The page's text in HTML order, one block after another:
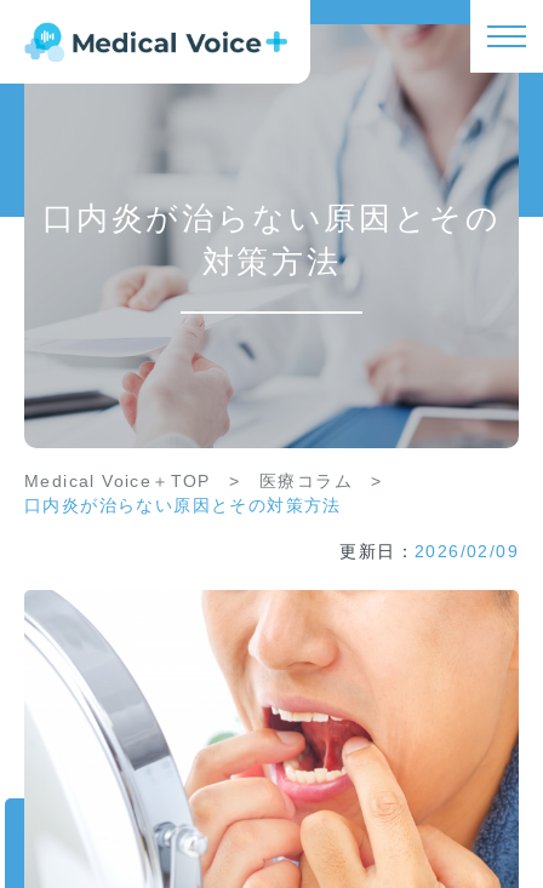
口内炎が治らない原因とその
対策方法
Medical Voice＋TOP > 医療コラム
>
口内炎が治らない原因とその対策方法
更新日： 2026/02/09